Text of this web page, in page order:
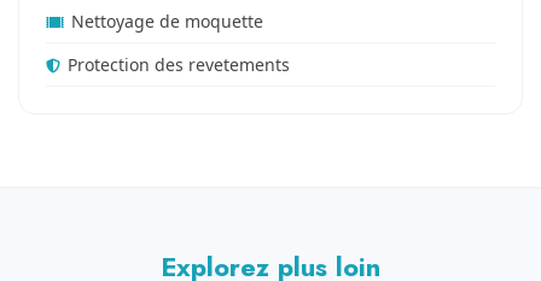
Nettoyage de moquette
Protection des revetements
Explorez plus loin